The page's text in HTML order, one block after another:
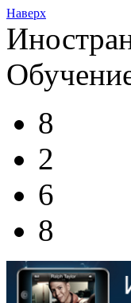
Наверх
8
2
6
8